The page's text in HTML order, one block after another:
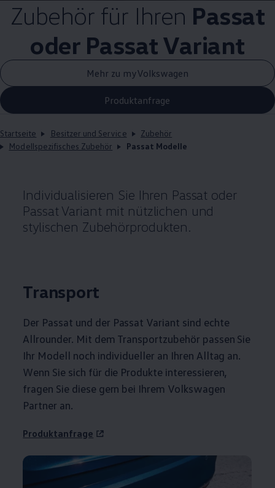
Zubehörfür Ihren Passat
oder PassatVariant
Mehr zu myVolkswagen
Produktanfrage
Startseite Besitzer und Service
Zubehör
Modellspezifisches Zubehör
Passat Modelle
Individualisieren Sie Ihren Passat oder
Passat Variantmit nützlichen und
stylischen Zubehörprodukten.
Transport
Der Passat und der Passat Variant sind echte
Allrounder. Mit dem Transportzubehör passen Sie
Ihr Modell noch individueller an Ihren Alltag an.
Wenn Sie sich für die Produkte interessieren,
fragen Sie diese gern bei Ihrem Volkswagen
Partner an.
Produktanfrage